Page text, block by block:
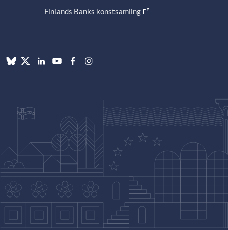
Finlands Banks konstsamling